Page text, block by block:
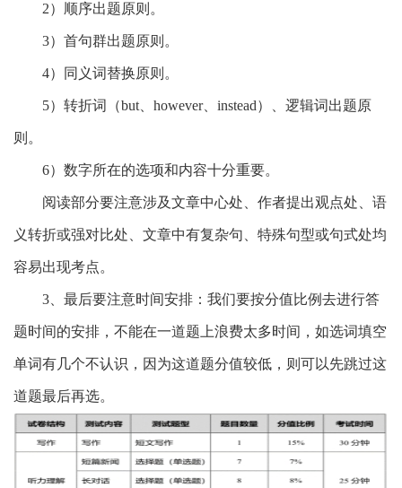
2）顺序出题原则。
3）首句群出题原则。
4）同义词替换原则。
5）转折词（but、however、instead）、逻辑词出题原
则。
6）数字所在的选项和内容十分重要。
阅读部分要注意涉及文章中心处、作者提出观点处、语
义转折或强对比处、文章中有复杂句、特殊句型或句式处均
容易出现考点。
3、最后要注意时间安排：我们要按分值比例去进行答
题时间的安排，不能在一道题上浪费太多时间，如选词填空
单词有几个不认识，因为这道题分值较低，则可以先跳过这
道题最后再选。